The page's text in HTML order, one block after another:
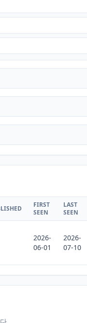
FIRST
SEEN
LAST
SEEN
2026-
06-01
2026-
07-10